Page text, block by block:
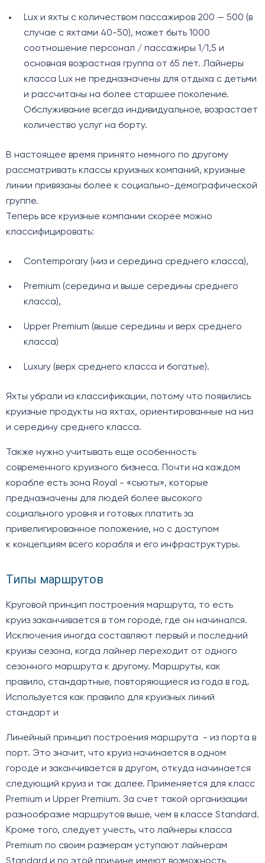
Lux и яхты с количеством пассажиров 200 — 500 (в
случае с яхтами 40-50), может быть 1000
соотношение персонал / пассажиры 1/1,5 и
основная возрастная группа от 65 лет. Лайнеры
класса Lux не предназначены для отдыха с детьми
и рассчитаны на более старшее поколение.
Обслуживание всегда индивидуальное, возрастает
количество услуг на борту.
В настоящее время принято немного по другому
рассматривать классы круизных компаний, круизные
линии привязаны более к социально-демографической
группе.
Теперь все круизные компании скорее можно
классифицировать:
Contemporary (низ и середина среднего класса),
Premium (середина и выше середины среднего
класса),
Upper Premium (выше середины и верх среднего
класса)
Luxury (верх среднего класса и богатые).
Яхты убрали из классификации, потому что появились
круизные продукты на яхтах, ориентированные на низ
и середину среднего класса.
Также нужно учитывать еще особенность
современного круизного бизнеса. Почти на каждом
корабле есть зона Royal - «сьюты», которые
предназначены для людей более высокого
социального уровня и готовых платить за
привелигированное положение, но с доступом
к концепциям всего корабля и его инфраструктуры.
Типы маршрутов
Круговой принцип построения маршрута, то есть
круиз заканчивается в том городе, где он начинался.
Исключения иногда составляют первый и последний
круизы сезона, когда лайнер переходит от одного
сезонного маршрута к другому. Маршруты, как
правило, стандартные, повторяющиеся из года в год.
Используется как правило для круизных линий
стандарт и
Линейный принцип построения маршрута - из порта в
порт. Это значит, что круиз начинается в одном
городе и заканчивается в другом, откуда начинается
следующий круиз и так далее. Применяется для класс
Premium и Upper Premium. За счет такой организации
разнообразие маршрутов выше, чем в классе Standard.
Кроме того, следует учесть, что лайнеры класса
Premium по своим размерам уступают лайнерам